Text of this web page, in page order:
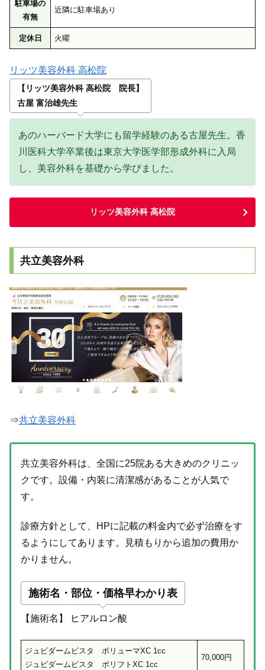
駐車場の
有無
近隣に駐車場あり
定休日 火曜
リッツ美容外科 高松院
【リッツ美容外科 高松院 院長】
古屋 富治雄先生
あのハーバード大学にも留学経験のある古屋先生。香
川医科大学卒業後は東京大学医学部形成外科に入局
し、美容外科を基礎から学びました。
リッツ美容外科 高松院
共立美容外科
⇒共立美容外科
共立美容外科は、全国に25院ある大きめのクリニッ
クです。設備・内装に清潔感があることが人気で
す。
診療方針として、HPに記載の料金内で必ず治療をす
るようにしてあります。見積もりから追加の費用か
かりません。
施術名・部位・価格早わかり表
【施術名】 ヒアルロン酸
ジュビダームビスタ ボリューマXC 1cc
ジュビダームビスタ ボリフトXC 1cc
70,000円